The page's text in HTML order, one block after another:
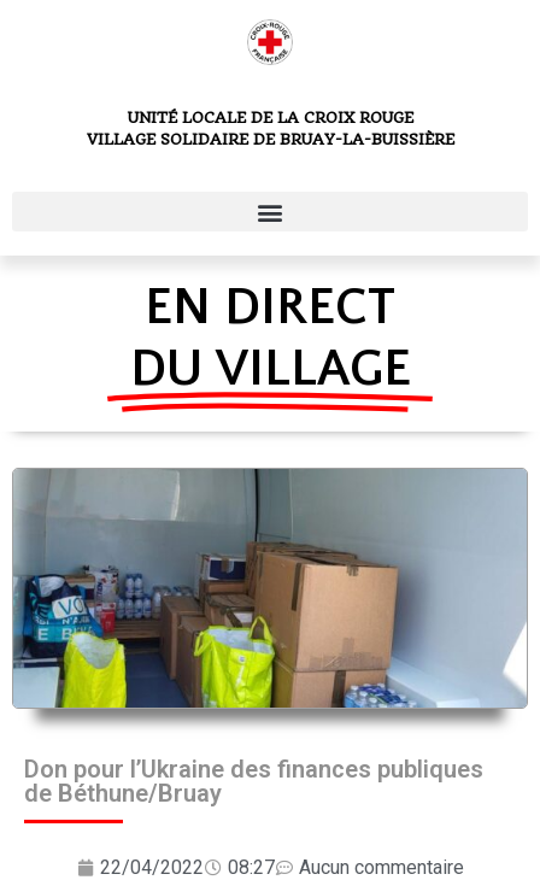
UNITÉ LOCALE DE LA CROIX ROUGE
VILLAGE SOLIDAIRE DE BRUAY-LA-BUISSIÈRE
EN DIRECT
DU VILLAGE
Don pour l’Ukraine des finances publiques
de Béthune/Bruay
22/04/2022 08:27 Aucun commentaire